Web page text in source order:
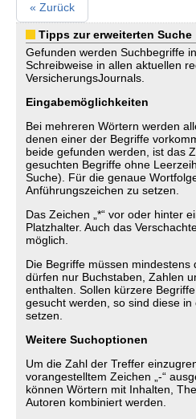
« Zurück
Tipps zur erweiterten Suche
Gefunden werden Suchbegriffe
Schreibweise in allen aktuellen
VersicherungsJournals.
Eingabemöglichkeiten
Bei mehreren Wörtern werden
denen einer der Begriffe
beide gefunden werden, ist das
gesuchten Begriffe ohne
Suche). Für die genaue
Anführungszeichen zu setzen.
Das Zeichen „*“ vor oder hinter
Platzhalter. Auch das
möglich.
Die Begriffe müssen mindestens
dürfen nur Buchstaben, Zahlen
enthalten. Sollen kürzere
gesucht werden, so sind diese in
setzen.
Weitere Suchoptionen
Um die Zahl der Treffer
vorangestelltem Zeichen „-“
können Wörtern mit Inhalten,
Autoren kombiniert werden.